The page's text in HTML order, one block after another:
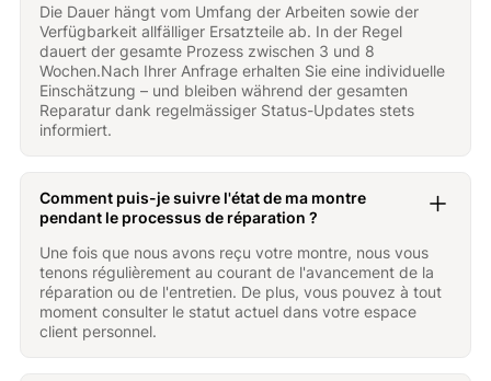
Die Dauer hängt vom Umfang der Arbeiten sowie der
Verfügbarkeit allfälliger Ersatzteile ab. In der Regel
dauert der gesamte Prozess zwischen 3 und 8
Wochen.Nach Ihrer Anfrage erhalten Sie eine individuelle
Einschätzung – und bleiben während der gesamten
Reparatur dank regelmässiger Status-Updates stets
informiert.
Comment puis-je suivre l'état de ma montre
pendant le processus de réparation ?
Une fois que nous avons reçu votre montre, nous vous
tenons régulièrement au courant de l'avancement de la
réparation ou de l'entretien. De plus, vous pouvez à tout
moment consulter le statut actuel dans votre espace
client personnel.